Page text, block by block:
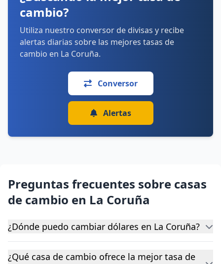
domingo: Cerrado
Cómo llegar Ver detalles
cambio?
Utiliza nuestro conversor de divisas y recibe
alertas diarias sobre las mejores tasas de
cambio en La Coruña.
Conversor
Alertas
Preguntas frecuentes sobre casas
de cambio en La Coruña
¿Dónde puedo cambiar dólares en La Coruña?
¿Qué casa de cambio ofrece la mejor tasa de